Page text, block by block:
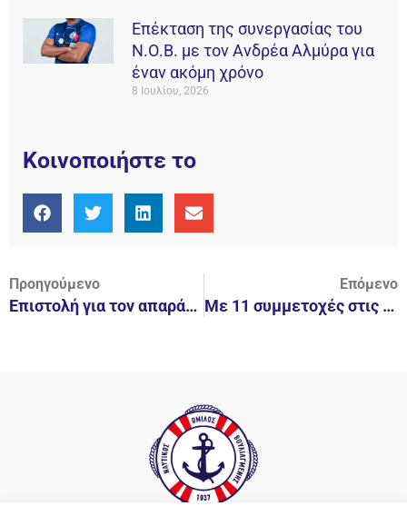
Επέκταση της συνεργασίας του
Ν.Ο.Β. με τον Ανδρέα Αλμύρα για
έναν ακόμη χρόνο
8 Ιουλίου, 2026
Κοινοποιήστε το
Προηγούμενο
Επιστολή για τον απαράδεκτο αποκλεισμό Χ. Αφρουδάκη από την Εθνική!
Επόμενο
Με 11 συμμετοχές στις Εθνικές Ανδρων-Γυναικών, ο ΝΟΒ!